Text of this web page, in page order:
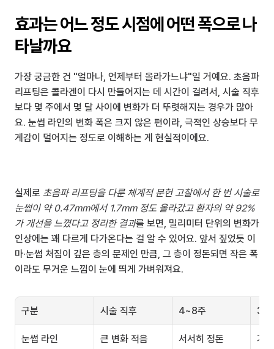
효과는 어느 정도 시점에 어떤 폭으로 나
타날까요
가장 궁금한 건 "얼마나, 언제부터 올라가느냐"일 거예요. 초음파
리프팅은 콜라겐이 다시 만들어지는 데 시간이 걸려서, 시술 직후
보다 몇 주에서 몇 달 사이에 변화가 더 뚜렷해지는 경우가 많아
요. 눈썹 라인의 변화 폭은 크지 않은 편이라, 극적인 상승보다 무
게감이 덜어지는 정도로 이해하는 게 현실적이에요.
실제로 초음파 리프팅을 다룬 체계적 문헌 고찰에서 한 번 시술로
눈썹이 약 0.47mm에서 1.7mm 정도 올라갔고 환자의 약 92%
가 개선을 느꼈다고 정리한 결과를 보면, 밀리미터 단위의 변화가
인상에는 꽤 다르게 다가온다는 걸 알 수 있어요. 앞서 짚었듯 이
마·눈썹 처짐이 깊은 층의 문제인 만큼, 그 층이 정돈되면 작은 폭
이라도 무거운 느낌이 눈에 띄게 가벼워져요.
구분 시술 직후 4~8주 3개
눈썹 라인 큰 변화 적음 서서히 정돈 가